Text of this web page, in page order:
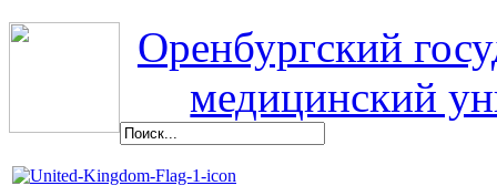
Оренбургский
медицинский